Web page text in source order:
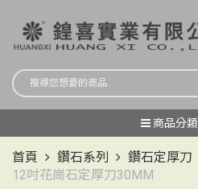
商品分類
首頁 鑽石系列
鑽石定厚刀
12吋花崗石定厚刀30MM